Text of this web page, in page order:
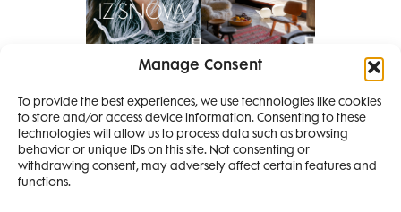
Manage Consent
To provide the best experiences, we use technologies like cookies
to store and/or access device information. Consenting to these
technologies will allow us to process data such as browsing
behavior or unique IDs on this site. Not consenting or
withdrawing consent, may adversely affect certain features and
functions.
Pretplati se na časopis
PRETPLATITE SE
SMANJI
4 IZDANJA